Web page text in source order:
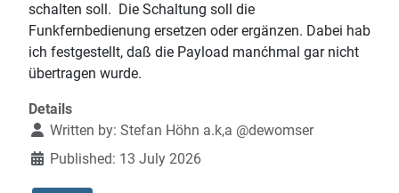
schalten soll. Die Schaltung soll die
Funkfernbedienung ersetzen oder ergänzen. Dabei hab
ich festgestellt, daß die Payload manćhmal gar nicht
übertragen wurde.
Details
Written by: Stefan Höhn a.k,a @dewomser
Published: 13 July 2026